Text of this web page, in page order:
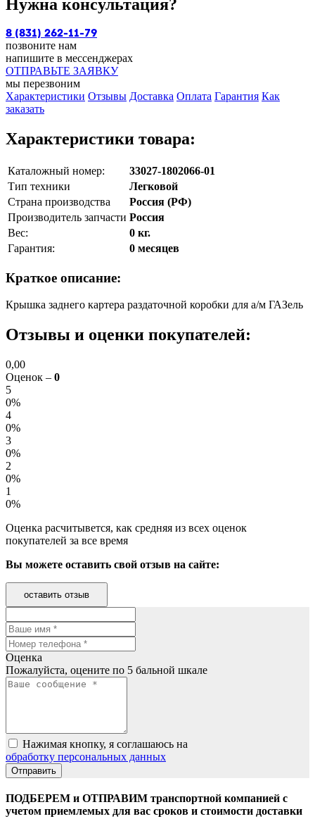
Нужна консультация?
8 (831) 262-11-79
позвоните нам
напишите в мессенджерах
ОТПРАВЬТЕ ЗАЯВКУ
мы перезвоним
Характеристики Отзывы Доставка Оплата Гарантия Как
заказать
Характеристики товара:
Каталожный номер:
33027-1802066-01
Тип техники
Легковой
Страна производства
Россия (РФ)
Производитель запчасти Россия
Вес:
0 кг.
Гарантия:
0 месяцев
Краткое описание:
Крышка заднего картера раздаточной коробки для а/м ГАЗель
Отзывы и оценки покупателей:
0,00
Оценок – 0
5
0%
4
0%
3
0%
2
0%
1
0%
Оценка расчитывется, как средняя из всех оценок
покупателей за все время
Вы можете оставить свой отзыв на сайте:
оставить отзыв
Оценка
Пожалуйста, оцените по 5 бальной шкале
Нажимая кнопку, я соглашаюсь на
обработку персональных данных
ПОДБЕРЕМ и ОТПРАВИМ транспортной компанией с
учетом приемлемых для вас сроков и стоимости доставки